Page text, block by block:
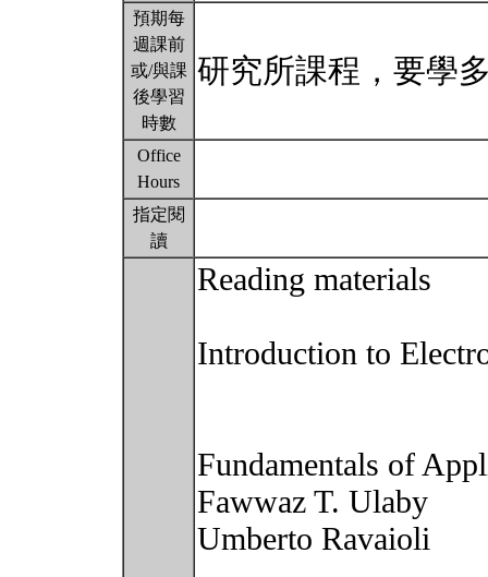
預期每
週課前
或/與課
後學習
時數
研究所課程，要學
Office
Hours
指定閱
讀
Reading materials
Introduction to
Fundamentals of
Fawwaz T. Ulaby
Umberto Ravaioli